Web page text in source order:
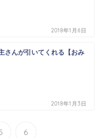
2018年1月6日
さんが引いてくれる【おみ
2018年1月3日
6